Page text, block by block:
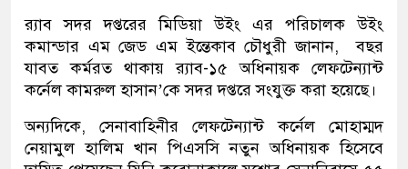
র‌্যাব সদর দপ্তরের মিডিয়া উইং এর পরিচালক উইং
কমান্ডার এম জেড এম ইন্তেকাব চৌধুরী জানান, বছর
যাবত কর্মরত থাকায় র‍্যাব-১৫ অধিনায়ক লেফটেন্যান্ট
কর্নেল কামরুল হাসান’কে সদর দপ্তরে সংযুক্ত করা হয়েছে।
অন্যদিকে, সেনাবাহিনীর লেফটেন্যান্ট কর্নেল মোহাম্মদ
নেয়ামুল হালিম খান পিএসসি নতুন অধিনায়ক হিসেবে